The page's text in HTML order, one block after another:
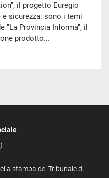
il progetto Euregio
sicurezza: sono i temi
"La Provincia Informa", il
prodotto...
stampa del Tribunale di